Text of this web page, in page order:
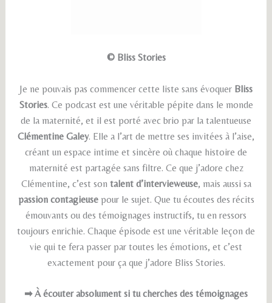
© Bliss Stories
Je ne pouvais pas commencer cette liste sans évoquer Bliss
Stories. Ce podcast est une véritable pépite dans le monde
de la maternité, et il est porté avec brio par la talentueuse
Clémentine Galey. Elle a l’art de mettre ses invitées à l’aise,
créant un espace intime et sincère où chaque histoire de
maternité est partagée sans filtre. Ce que j’adore chez
Clémentine, c’est son talent d’intervieweuse, mais aussi sa
passion contagieusepour le sujet. Que tu écoutes des récits
émouvants ou des témoignages instructifs, tu en ressors
toujours enrichie. Chaque épisode est une véritable leçon de
vie qui te fera passer par toutes les émotions, et c’est
exactement pour ça que j’adore Bliss Stories.
➡ À écouter absolument si tu cherches des témoignages